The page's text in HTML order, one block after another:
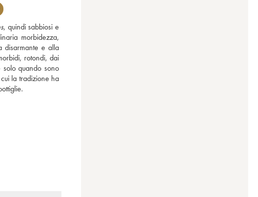
, quindi sabbiosi e
morbidezza,
disarmante e alla
rotondi, dai
solo quando sono
la tradizione ha